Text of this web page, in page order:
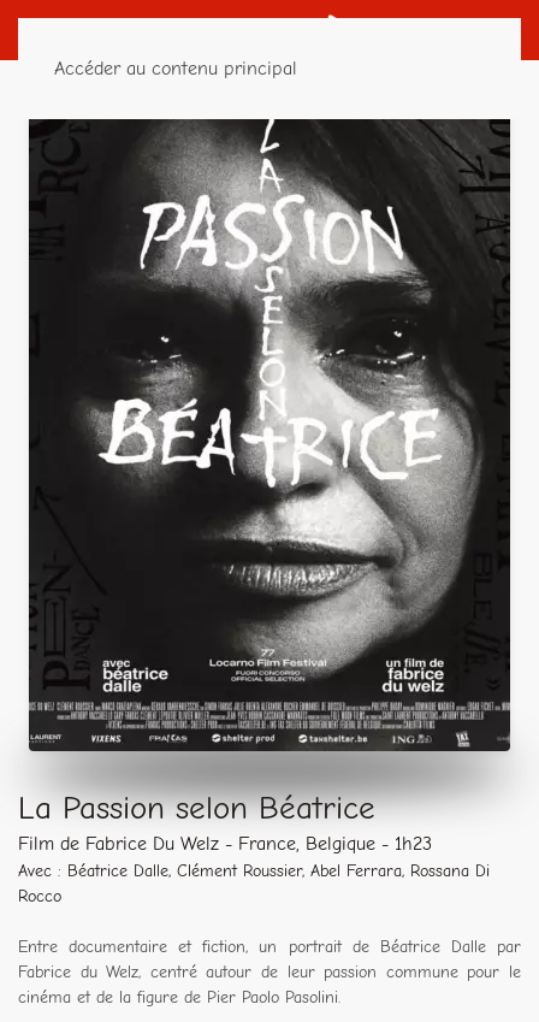
Accéder au contenu principal
La Passion selon Béatrice
Film de Fabrice Du Welz - France, Belgique - 1h23
Avec : Béatrice Dalle, Clément Roussier, Abel Ferrara, Rossana Di
Rocco
Entre documentaire et fiction, un portrait de Béatrice Dalle par
Fabrice du Welz, centré autour de leur passion commune pour le
cinéma et de la figure de Pier Paolo Pasolini.